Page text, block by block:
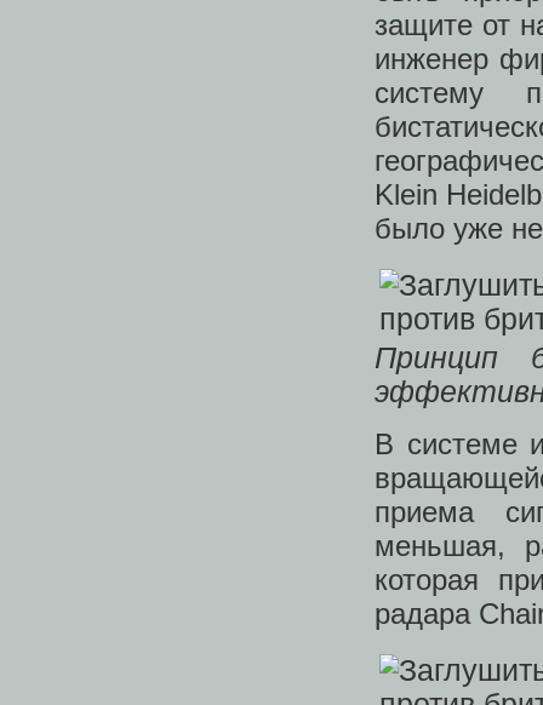
защите от
инженер
систему
Klein
было уже
Принцип
В системе
приема
меньшая,
которая
радара